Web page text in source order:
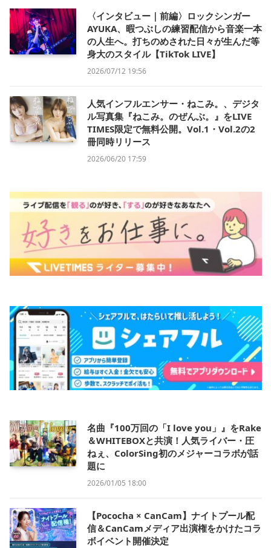
〈インタビュー｜前編〉ロックシンガー
AYUKA、暇つぶしの練習配信から音楽一本
の人生へ。打ちのめされた日々が生んだ等
身大のスタイル【TikTok LIVE】
2026/07/12 19:56
人気インフルエンサー・ねこみ。、デジタ
ル写真集『ねこみ。のぜんぶ。』をLIVE
TIMES限定で無料公開。Vol.1・Vol.2の2
冊同時リリース
2026/06/20 17:59
名曲『100万回の「I love you」』をRake
＆WHITEBOXと共演！人気ライバー・圧
ねぇ、ColorSing初のメジャーコラボが話
題に
2026/01/05 18:00
【Pococha × CanCam】ナイトプール配
信＆CanCamメディア出演権をかけたコラ
ボイベント開催決定